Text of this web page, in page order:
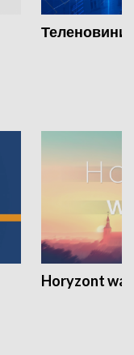
Теленовини
Horyzont